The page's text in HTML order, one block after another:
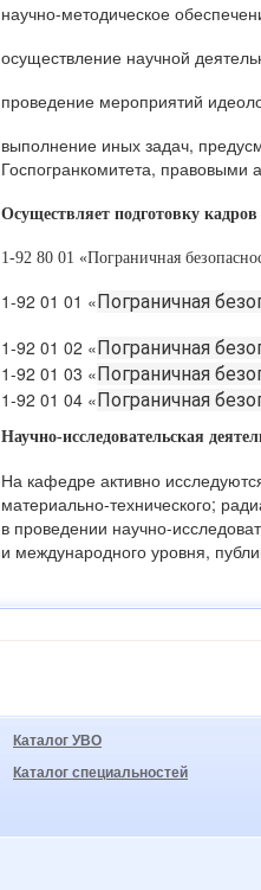
научно-методическое
осуществление научной
проведение мероприятий
выполнение иных задач,
Госпогранкомитета, правовыми
Осуществляет подготовку
1-92 80 01 «Пограничная
1-92 01 01 «Пограничная
1-92 01 02 «Пограничная
1-92 01 03 «Пограничная
1-92 01 04 «Пограничная
Научно-исследовательская
На кафедре активно
материально-технического;
в проведении научно-
и международного уровня,
Каталог УВО
Каталог специальностей